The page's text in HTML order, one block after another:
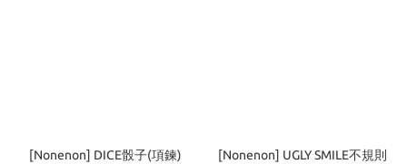
[Nonenon] DICE骰子(項鍊)
[Nonenon] UGLY SMILE不規則